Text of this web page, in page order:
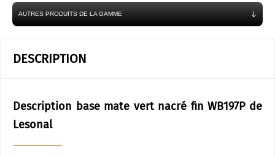
AUTRES PRODUITS DE LA GAMME
DESCRIPTION
Description base mate vert nacré fin WB197P de
Lesonal